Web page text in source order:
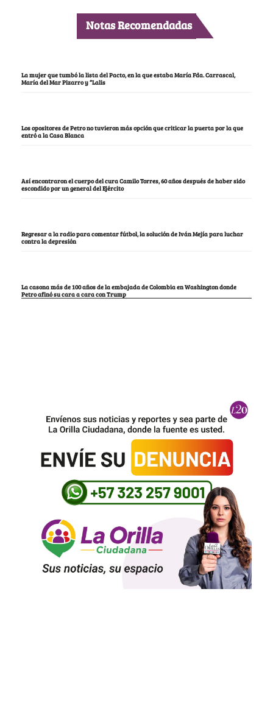
Notas Recomendadas
La mujer que tumbó la lista del Pacto, en la que estaba María Fda. Carrascal,
María del Mar Pizarro y “Lalis
Los opositores de Petro no tuvieron más opción que criticar la puerta por la que
entró a la Casa Blanca
Así encontraron el cuerpo del cura Camilo Torres, 60 años después de haber sido
escondido por un general del Ejército
Regresar a la radio para comentar fútbol, la solución de Iván Mejía para luchar
contra la depresión
La casona más de 100 años de la embajada de Colombia en Washington donde
Petro afinó su cara a cara con Trump